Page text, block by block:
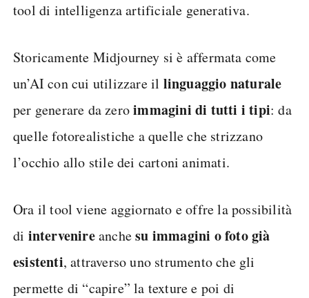
tool di intelligenza artificiale generativa.
Storicamente Midjourney si è affermata come
un’AI con cui utilizzare il linguaggio naturale
per generare da zeroimmagini di tutti i tipi: da
quelle fotorealistiche a quelle che strizzano
l’occhio allo stile dei cartoni animati.
Ora il tool viene aggiornato e offre la possibilità
di intervenireanchesu immagini o foto già
esistenti, attraverso uno strumento che gli
permette di “capire” la texture e poi di